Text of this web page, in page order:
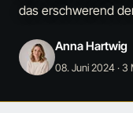
das erschwerend
Anna Hartwig
08. Juni 2024· 3